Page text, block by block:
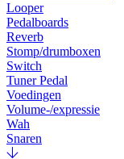
Looper
Pedalboards
Reverb
Stomp/drumboxen
Switch
Tuner Pedal
Voedingen
Volume-/expressie
Wah
Snaren